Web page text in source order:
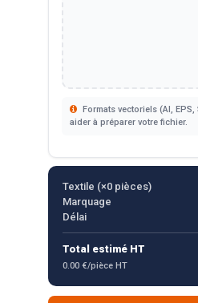
Formats vectoriels (AI,
aider à préparer votre fichier.
Textile (×0pièces)
Marquage
Délai
Total estimé HT
0.00 €/pièce HT